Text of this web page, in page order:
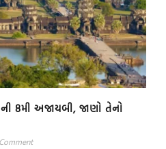
8મી અજાયબી, જાણો તેનો